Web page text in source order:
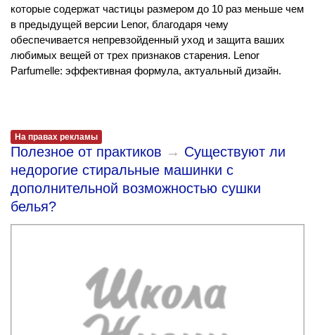
которые содержат частицы размером до 10 раз меньше чем
в предыдущей версии Lenor, благодаря чему
обеспечивается непревзойденный уход и защита ваших
любимых вещей от трех признаков старения. Lenor
Parfumelle: эффективная формула, актуальный дизайн.
На правах рекламы
Полезное от практиков → Существуют ли
недорогие стиральные машинки с
дополнительной возможностью сушки
белья?